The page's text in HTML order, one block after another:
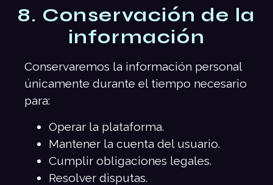
8. Conservación de la
información
Conservaremos la información personal
únicamente durante el tiempo necesario
para:
Operar la plataforma.
Mantener la cuenta del usuario.
Cumplir obligaciones legales.
Resolver disputas.